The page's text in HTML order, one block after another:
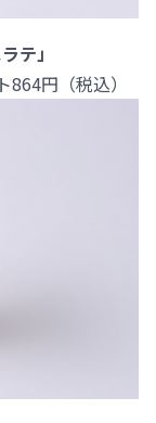
テ」
円（税込）